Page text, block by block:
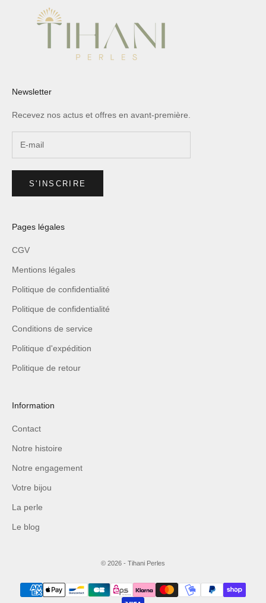
Newsletter
Recevez nos actus et offres en avant-première.
S'INSCRIRE
Pages légales
CGV
Mentions légales
Politique de confidentialité
Politique de confidentialité
Conditions de service
Politique d'expédition
Politique de retour
Information
Contact
Notre histoire
Notre engagement
Votre bijou
La perle
Le blog
© 2026 - Tihani Perles